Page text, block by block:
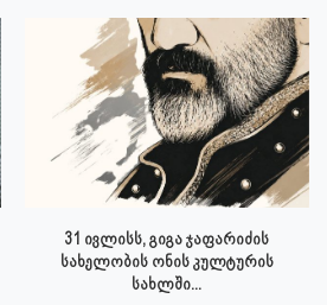
31 ივლისს, გიგა ჯაფარიძის
სახელობის ონის კულტურის
სახლში...